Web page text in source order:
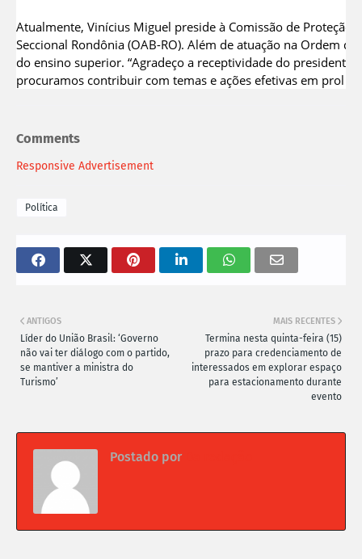
Atualmente, Vinícius Miguel preside à Comissão de Proteção
Seccional Rondônia (OAB-RO). Além de atuação na Ordem
do ensino superior. “Agradeço a receptividade do presidente
procuramos contribuir com temas e ações efetivas em prol
Comments
Responsive Advertisement
Política
MAIS RECENTES
Termina nesta quinta-feira (15)
prazo para credenciamento de
interessados em explorar espaço
para estacionamento durante
evento
ANTIGOS
Líder do União Brasil: ‘Governo
não vai ter diálogo com o partido,
se mantiver a ministra do
Turismo’
Postado por